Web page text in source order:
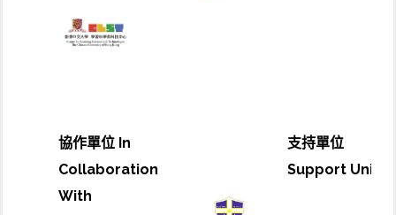
協作單位 In
Collaboration
With
支持單位
Support Unit